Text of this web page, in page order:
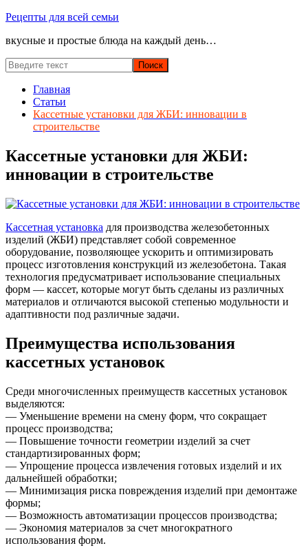
Перейти
содержимому
Рецепты для всей семьи
вкусные и простые блюда на каждый день…
Главная
Статьи
Кассетные установки для ЖБИ: инновации в
строительстве
Кассетные установки для ЖБИ:
инновации в строительстве
Кассетная установка для производства железобетонных
изделий (ЖБИ) представляет собой современное
оборудование, позволяющее ускорить и оптимизировать
процесс изготовления конструкций из железобетона. Такая
технология предусматривает использование специальных
форм — кассет, которые могут быть сделаны из различных
материалов и отличаются высокой степенью модульности и
адаптивности под различные задачи.
Преимущества использования
кассетных установок
Среди многочисленных преимуществ кассетных установок
выделяются:
— Уменьшение времени на смену форм, что сокращает
процесс производства;
— Повышение точности геометрии изделий за счет
стандартизированных форм;
— Упрощение процесса извлечения готовых изделий и их
дальнейшей обработки;
— Минимизация риска повреждения изделий при демонтаже
формы;
— Возможность автоматизации процессов производства;
— Экономия материалов за счет многократного
использования форм.